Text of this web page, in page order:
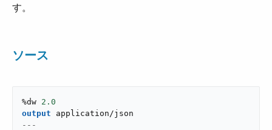
す。
ソース
%dw 2.0
output
application/json
---